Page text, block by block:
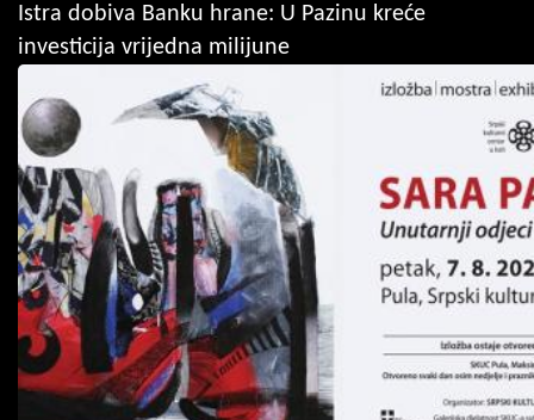
Istra dobiva Banku hrane: U Pazinu kreće
investicija vrijedna milijune